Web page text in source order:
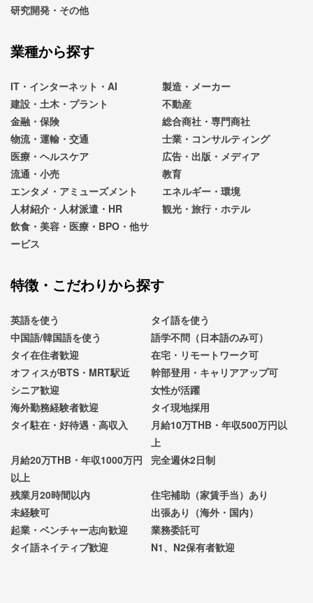
研究開発・その他
業種から探す
IT・インターネット・AI
製造・メーカー
建設・土木・プラント
不動産
金融・保険
総合商社・専門商社
物流・運輸・交通
士業・コンサルティング
医療・ヘルスケア
広告・出版・メディア
流通・小売
教育
エンタメ・アミューズメント
エネルギー・環境
人材紹介・人材派遣・HR
観光・旅行・ホテル
飲食・美容・医療・BPO・他サ
ービス
特徴・こだわりから探す
英語を使う
タイ語を使う
中国語/韓国語を使う
語学不問（日本語のみ可）
タイ在住者歓迎
在宅・リモートワーク可
オフィスがBTS・MRT駅近
幹部登用・キャリアアップ可
シニア歓迎
女性が活躍
海外勤務経験者歓迎
タイ現地採用
タイ駐在・好待遇・高収入
月給10万THB・年収500万円以
上
月給20万THB・年収1000万円
以上
完全週休2日制
残業月20時間以内
住宅補助（家賃手当）あり
未経験可
出張あり（海外・国内）
起業・ベンチャー志向歓迎
業務委託可
タイ語ネイティブ歓迎
N1、N2保有者歓迎